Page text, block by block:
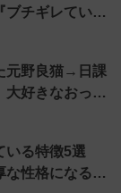
ブチギレてい…
元野良猫→日課
大好きなおっ…
いる特徴5選
な性格になる…